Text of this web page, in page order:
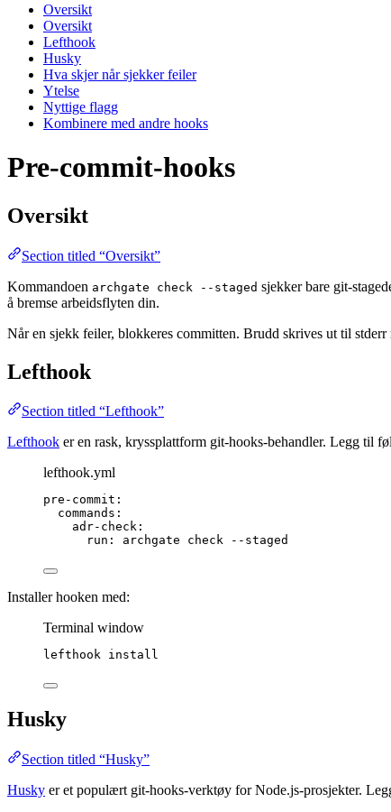
Oversikt
Oversikt
Lefthook
Husky
Hva skjer når sjekker feiler
Ytelse
Nyttige flagg
Kombinere med andre hooks
Pre-commit-hooks
Oversikt
Section titled “Oversikt”
Kommandoen archgate check --staged sjekker bare git-
å bremse arbeidsflyten din.
Når en sjekk feiler, blokkeres committen. Brudd skrives ut til
Lefthook
Section titled “Lefthook”
Lefthook er en rask, kryssplattform git-hooks-behandler. Legg til
lefthook.yml
pre-commit :
commands :
adr-check :
run : archgate check --staged
Installer hooken med:
Terminal window
lefthook install
Husky
Section titled “Husky”
Husky er et populært git-hooks-verktøy for Node.js-prosjekter.